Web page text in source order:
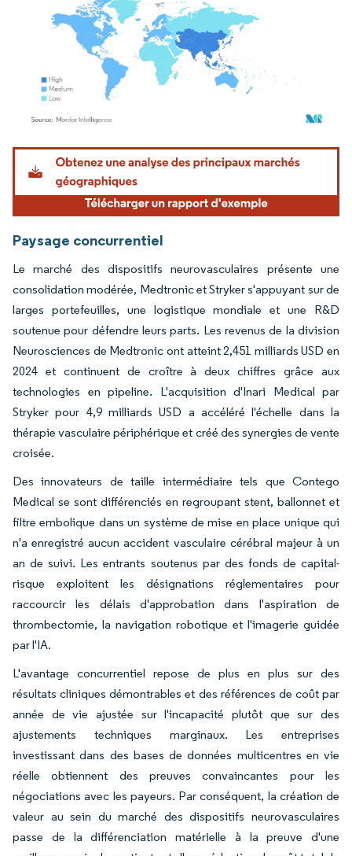
Image © Mordor Intelligence. La réutilisation nécessite une attribution sous CC BY
Paysage concurrentiel
Le marché des dispositifs neurovasculaires présente une
consolidation modérée, Medtronic et Stryker s'appuyant sur de
larges portefeuilles, une logistique mondiale et une R&D
soutenue pour défendre leurs parts. Les revenus de la division
Neurosciences de Medtronic ont atteint 2,451 milliards USD en
2024 et continuent de croître à deux chiffres grâce aux
technologies en pipeline. L'acquisition d'Inari Medical par
Stryker pour 4,9 milliards USD a accéléré l'échelle dans la
thérapie vasculaire périphérique et créé des synergies de vente
croisée.
Des innovateurs de taille intermédiaire tels que Contego
Medical se sont différenciés en regroupant stent, ballonnet et
filtre embolique dans un système de mise en place unique qui
n'a enregistré aucun accident vasculaire cérébral majeur à un
an de suivi. Les entrants soutenus par des fonds de capital-
risque exploitent les désignations réglementaires pour
raccourcir les délais d'approbation dans l'aspiration de
thrombectomie, la navigation robotique et l'imagerie guidée
par l'IA.
L'avantage concurrentiel repose de plus en plus sur des
résultats cliniques démontrables et des références de coût par
année de vie ajustée sur l'incapacité plutôt que sur des
ajustements techniques marginaux. Les entreprises
investissant dans des bases de données multicentres en vie
réelle obtiennent des preuves convaincantes pour les
négociations avec les payeurs. Par conséquent, la création de
valeur au sein du marché des dispositifs neurovasculaires
passe de la différenciation matérielle à la preuve d'une